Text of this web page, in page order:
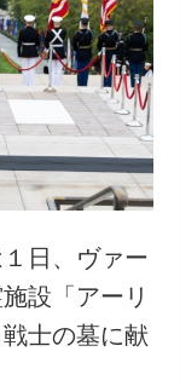
バンク
日、ヴァー
設「アーリ
士の墓に献